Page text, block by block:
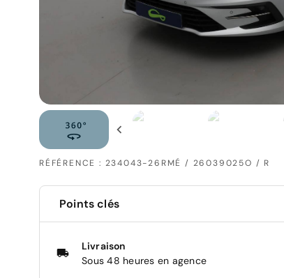
RÉFÉRENCE : 234043-26RMÉ / 26039025O / R
Points clés
Livraison
Sous 48 heures en agence